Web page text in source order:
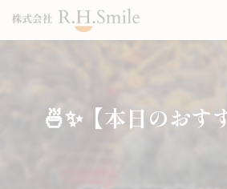
🍜✨【本日のおす